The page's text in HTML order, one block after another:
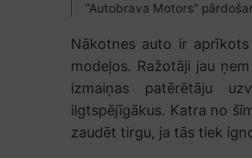
“Autobrava Motors”
Nākotnes auto ir
modeļos. Ražotāji jau
izmaiņas patērētāju
ilgtspējīgākus. Katra no
zaudēt tirgu, ja tās tiek